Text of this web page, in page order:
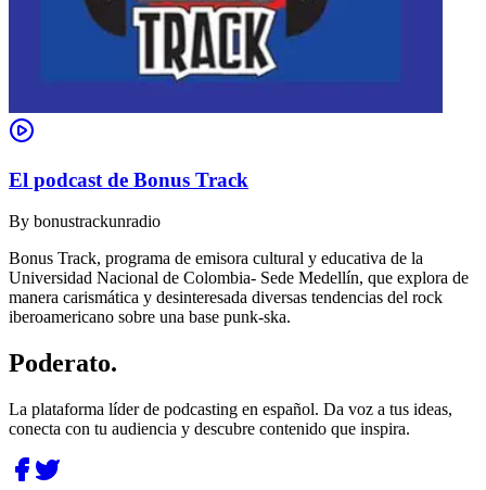
El podcast de Bonus Track
By bonustrackunradio
Bonus Track, programa de emisora cultural y educativa de la
Universidad Nacional de Colombia- Sede Medellín, que explora de
manera carismática y desinteresada diversas tendencias del rock
iberoamericano sobre una base punk-ska.
Poderato.
La plataforma líder de podcasting en español. Da voz a tus ideas,
conecta con tu audiencia y descubre contenido que inspira.